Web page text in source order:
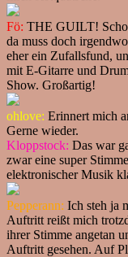
Fö: THE GUILT!
da muss doch
eher ein Zufallsfund,
mit E-Gitarre und
Show. Großartig!
ohlove: Erinnert mich
Gerne wieder.
Kloppstock: Das war
zwar eine super
elektronischer Musik
Pepperann: Ich steh ja
Auftritt reißt mich
ihrer Stimme angetan
Auftritt gesehen. Auf